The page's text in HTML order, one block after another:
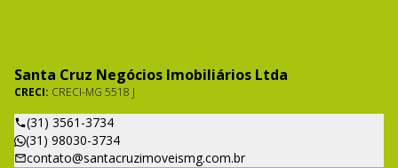
Santa Cruz Negócios Imobiliários Ltda
CRECI: CRECI-MG 5518 J
(31) 3561-3734
(31) 98030-3734
contato@santacruzimoveismg.com.br